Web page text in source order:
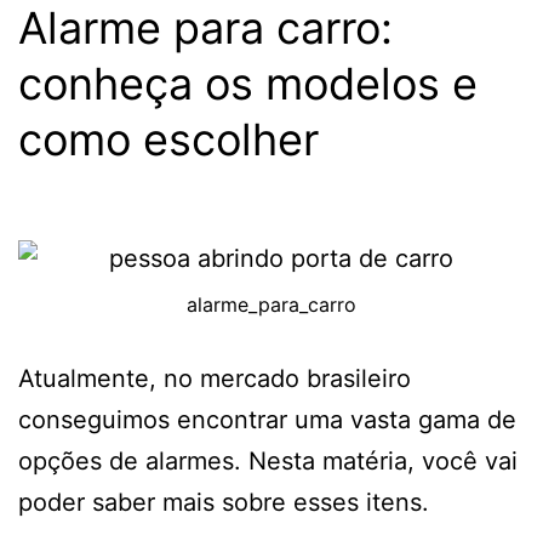
Alarme para carro:
conheça os modelos e
como escolher
alarme_para_carro
Atualmente, no mercado brasileiro
conseguimos encontrar uma vasta gama de
opções de alarmes. Nesta matéria, você vai
poder saber mais sobre esses itens.